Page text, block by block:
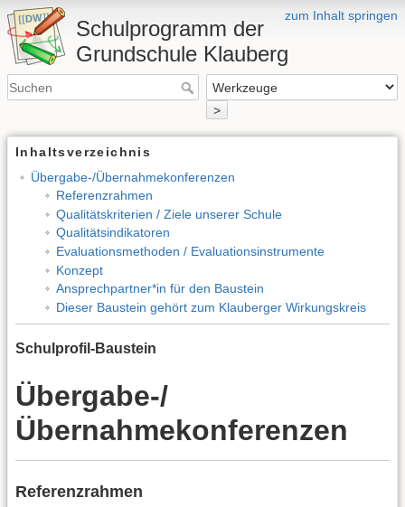
zum Inhalt springen
Schulprogramm der
Grundschule Klauberg
>
Inhaltsverzeichnis
Übergabe-/Übernahmekonferenzen
Referenzrahmen
Qualitätskriterien / Ziele unserer Schule
Qualitätsindikatoren
Evaluationsmethoden / Evaluationsinstrumente
Konzept
Ansprechpartner*in für den Baustein
Dieser Baustein gehört zum Klauberger Wirkungskreis
Schulprofil-Baustein
Übergabe-/
Übernahmekonferenzen
Referenzrahmen